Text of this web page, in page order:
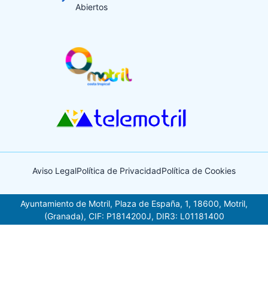
Abiertos
Aviso LegalPolítica de PrivacidadPolítica de Cookies
Ayuntamiento de Motril, Plaza de España, 1, 18600, Motril,
(Granada), CIF: P1814200J, DIR3: L01181400